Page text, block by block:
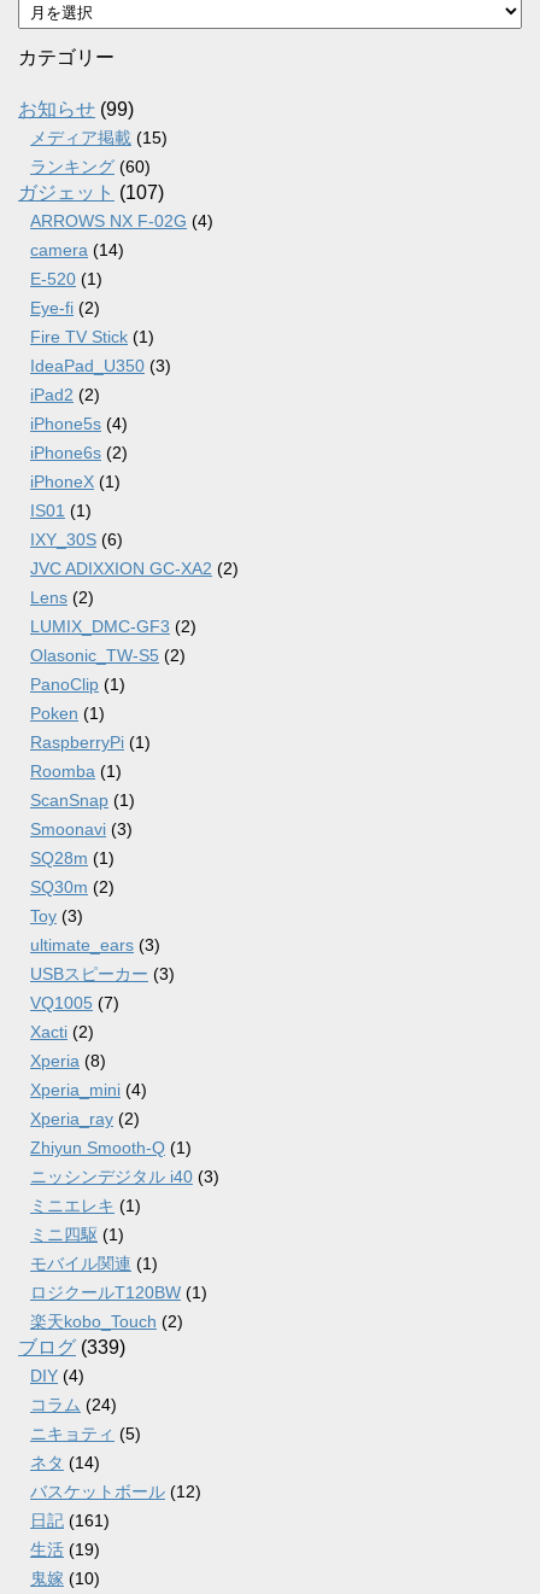
ア
ー
カ
ブ
カテゴリー
お知らせ (99)
メディア掲載 (15)
ランキング (60)
ガジェット (107)
ARROWS NX F-02G (4)
camera (14)
E-520 (1)
Eye-fi (2)
Fire TV Stick (1)
IdeaPad_U350 (3)
iPad2 (2)
iPhone5s (4)
iPhone6s (2)
iPhoneX (1)
IS01 (1)
IXY_30S (6)
JVC ADIXXION GC-XA2 (2)
Lens (2)
LUMIX_DMC-GF3 (2)
Olasonic_TW-S5 (2)
PanoClip (1)
Poken (1)
RaspberryPi (1)
Roomba (1)
ScanSnap (1)
Smoonavi (3)
SQ28m (1)
SQ30m (2)
Toy (3)
ultimate_ears (3)
USBスピーカー (3)
VQ1005 (7)
Xacti (2)
Xperia (8)
Xperia_mini (4)
Xperia_ray (2)
Zhiyun Smooth-Q (1)
ニッシンデジタル i40 (3)
ミニエレキ (1)
ミニ四駆 (1)
モバイル関連 (1)
ロジクールT120BW (1)
楽天kobo_Touch (2)
ブログ (339)
DIY (4)
コラム (24)
ニキョティ (5)
ネタ (14)
バスケットボール (12)
日記 (161)
生活 (19)
鬼嫁 (10)